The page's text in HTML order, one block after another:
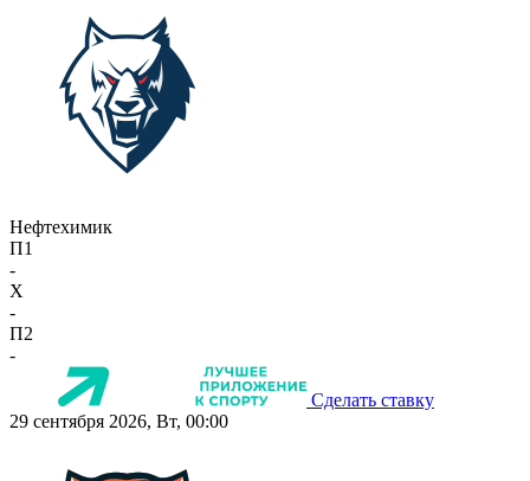
Нефтехимик
П1
-
X
-
П2
-
Сделать ставку
29 сентября 2026, Вт, 00:00